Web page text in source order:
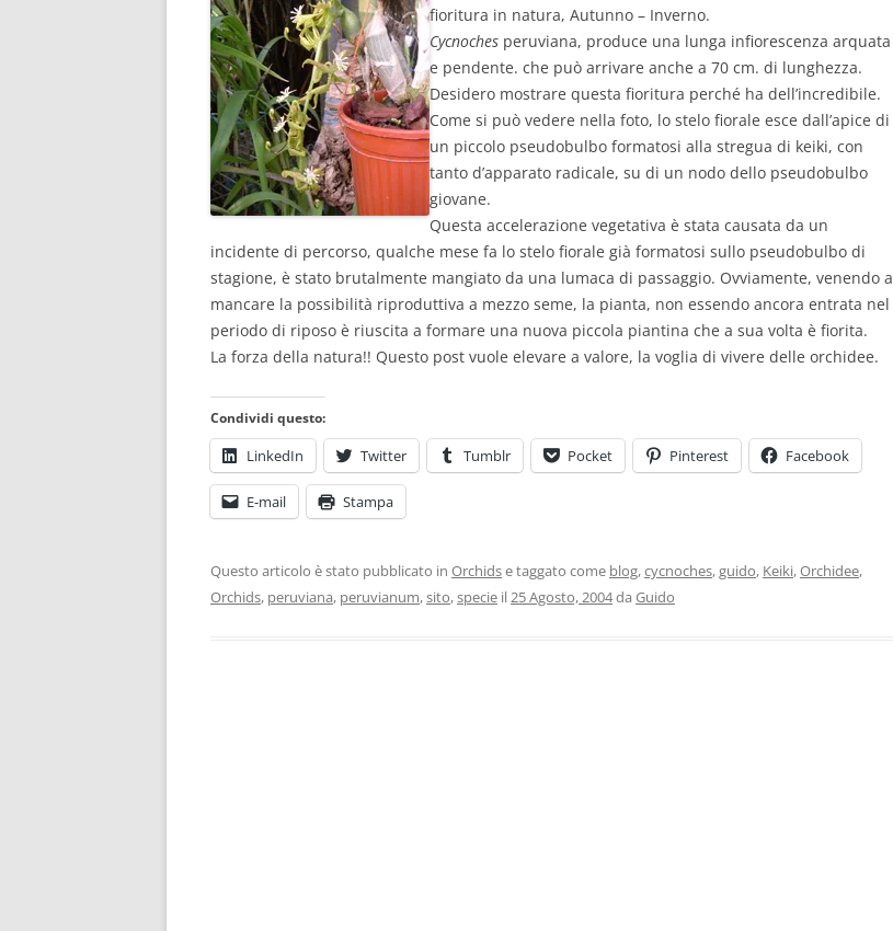
fioritura in natura, Autunno – Inverno.
Cycnoches peruviana, produce una lunga infiorescenza arquata
e pendente. che può arrivare anche a 70 cm. di lunghezza.
Desidero mostrare questa fioritura perché ha dell’incredibile.
Come si può vedere nella foto, lo stelo fiorale esce dall’apice di
un piccolo pseudobulbo formatosi alla stregua di keiki, con
tanto d’apparato radicale, su di un nodo dello pseudobulbo
giovane.
Questa accelerazione vegetativa è stata causata da un
incidente di percorso, qualche mese fa lo stelo fiorale già formatosi sullo pseudobulbo di
stagione, è stato brutalmente mangiato da una lumaca di passaggio. Ovviamente, venendo a
mancare la possibilità riproduttiva a mezzo seme, la pianta, non essendo ancora entrata nel
periodo di riposo è riuscita a formare una nuova piccola piantina che a sua volta è fiorita.
La forza della natura!! Questo post vuole elevare a valore, la voglia di vivere delle orchidee.
Condividi questo:
LinkedIn Twitter Tumblr Pocket Pinterest Facebook
E-mail Stampa
Questo articolo è stato pubblicato in Orchidse taggato come blog,cycnoches,guido, Keiki,Orchidee,
Orchids, peruviana, peruvianum,sito,specie il25 Agosto, 2004da Guido